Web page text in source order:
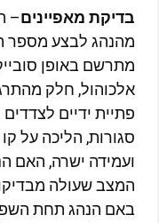
מאפיינים– היא
לבצע מספר
באופן
חלק
ידיים לצדדים
הליכה על קו
ישרה, האם
שעולה מבדיקות
הנהג תחת השפעת